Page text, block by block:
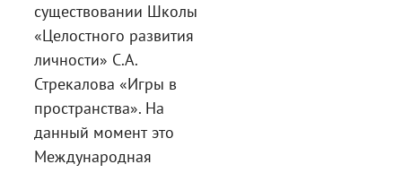
существовании Школы
«Целостного развития
личности» С.А.
Стрекалова «Игры в
пространства». На
данный момент это
Международная